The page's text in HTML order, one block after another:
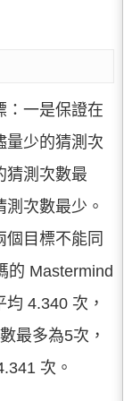
：一是保證在
量少的猜測次
猜測次數最
次數最少。
目標不能同
的 Mastermind
4.340 次，
最多為5次，
次。